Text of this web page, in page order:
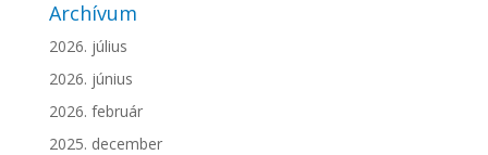
Archívum
2026. július
2026. június
2026. február
2025. december